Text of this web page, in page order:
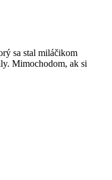
sa stal miláčikom
Mimochodom, ak si